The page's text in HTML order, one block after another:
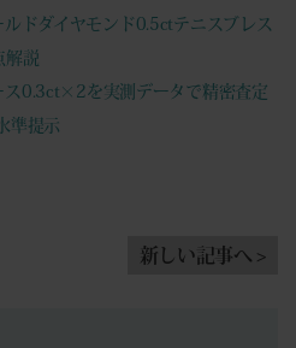
ドダイヤモンド0.5ctテニスブレス
解説
ス0.3ct×2を実測データで精密査定
準提示
新しい記事へ >